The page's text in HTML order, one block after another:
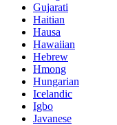
Gujarati
Haitian
Hausa
Hawaiian
Hebrew
Hmong
Hungarian
Icelandic
Igbo
Javanese